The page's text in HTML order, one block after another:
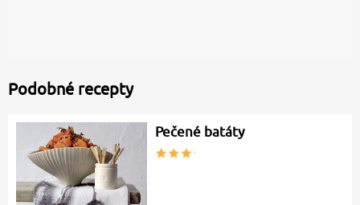
Podobné recepty
Pečené batáty